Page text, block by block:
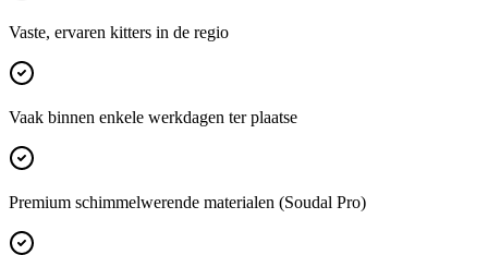
Vaste, ervaren kitters in de regio
Vaak binnen enkele werkdagen ter plaatse
Premium schimmelwerende materialen (Soudal Pro)